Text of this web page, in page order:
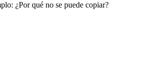
¿Por qué no se puede copiar?